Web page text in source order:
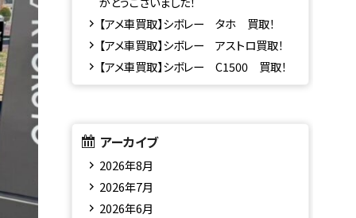
【アメ車買取】シボレー タホ 買取！
【アメ車買取】シボレー アストロ買取！
【アメ車買取】シボレー C1500 買取！
アーカイブ
2026年8月
2026年7月
2026年6月